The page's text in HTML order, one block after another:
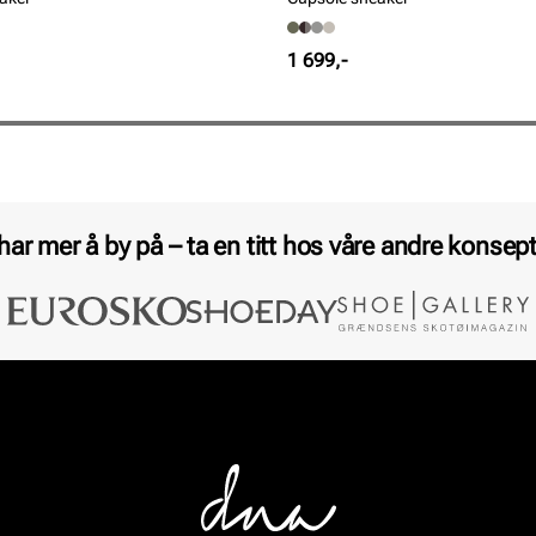
Pris
1 699,-
mer å by på – ta en titt hos våre andre